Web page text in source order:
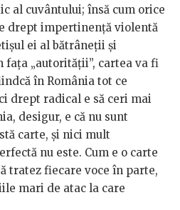
al cuvântului; însă cum orice
drept impertinență violentă
ei al bătrâneții și
„autorității”, cartea va fi
în România tot ce
drept radical e să ceri mai
desigur, e că nu sunt
carte, și nici mult
nu este. Cum e o carte
tratez fiecare voce în parte,
mari de atac la care